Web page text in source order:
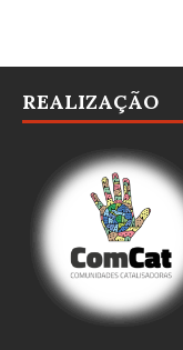
REALIZAÇÃO